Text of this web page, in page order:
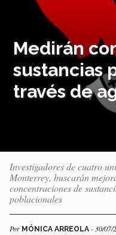
Medirán
sustancias
través de
Investigadores de cuatro
Monterrey, buscarán
concentraciones de
poblacionales
Por MÓNICA ARREOLA - 30/07/